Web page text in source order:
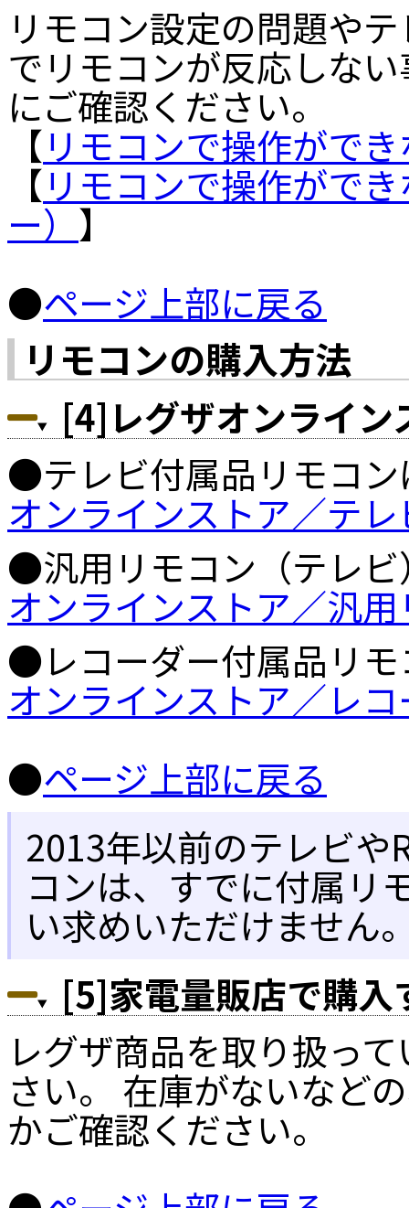
リモコン設定の問題や
でリモコンが反応しな
にご確認ください。
【リモコンで操作がで
【リモコンで操作がで
ー） 】
●ページ上部に戻る
リモコンの購入方法
[4]レグザオンライン
●テレビ付属品リモコン
オンラインストア／テ
●汎用リモコン（テレビ
オンラインストア／汎
●レコーダー付属品リモ
オンラインストア／レ
●ページ上部に戻る
2013年以前のテレビや
コンは、すでに付属リ
い求めいただけません
[5]家電量販店で購入
レグザ商品を取り扱っ
さい。 在庫がないなど
かご確認ください。